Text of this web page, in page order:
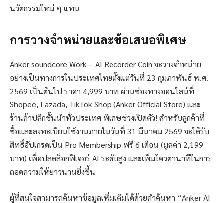
นวัตกรรมใหม่ ๆ แทน
การวางจำหน่ายและข้อเสนอพิเศษ
Anker soundcore Work – AI Recorder Coin จะวางจำหน่าย
อย่างเป็นทางการในประเทศไทยตั้งแต่วันที่ 23 กุมภาพันธ์ พ.ศ.
2569 เป็นต้นไป ราคา 4,999 บาท ผ่านช่องทางออนไลน์ที่
Shopee, Lazada, TikTok Shop (Anker Official Store) และ
ร้านค้าปลีกชั้นนำทั่วประเทศ พิเศษช่วงเปิดตัว! สำหรับลูกค้าที่
ซื้อและลงทะเบียนใช้งานภายในวันที่ 31 มีนาคม 2569 จะได้รับ
สิทธิ์อัปเกรดเป็น Pro Membership ฟรี 6 เดือน (มูลค่า 2,199
บาท) เพื่อปลดล็อกฟีเจอร์ AI ระดับสูง และเพิ่มโควตานาทีในการ
ถอดความให้ยาวนานยิ่งขึ้น
ผู้ที่สนใจสามารถค้นหาข้อมูลเพิ่มเติมได้ด้วยคำค้นหา “Anker AI